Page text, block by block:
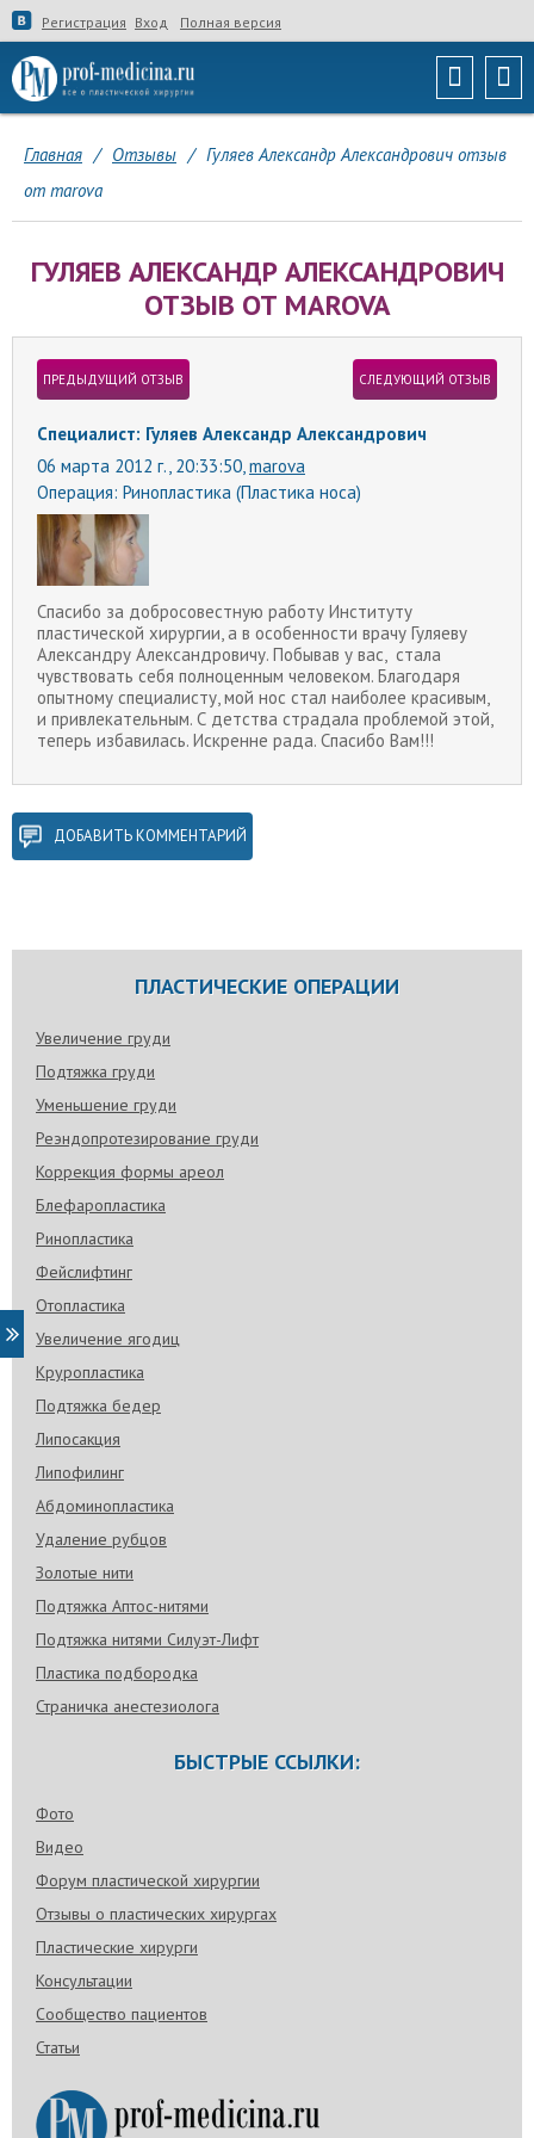
Регистрация Вход Полная версия
Главная / Отзывы / Гуляев Александр Александрович отзыв
от marova
ГУЛЯЕВ АЛЕКСАНДР АЛЕКСАНДРОВИЧ
ОТЗЫВ ОТ MAROVA
ПРЕДЫДУЩИЙ ОТЗЫВ СЛЕДУЮЩИЙ ОТЗЫВ
Специалист: Гуляев Александр Александрович
06 марта 2012 г., 20:33:50, marova
Операция: Ринопластика (Пластика носа)
Спасибо за добросовестную работу Институту
пластической хирургии, а в особенности врачу Гуляеву
Александру Александровичу. Побывав у вас, стала
чувствовать себя полноценным человеком. Благодаря
опытному специалисту, мой нос стал наиболее красивым,
и привлекательным. С детства страдала проблемой этой,
теперь избавилась. Искренне рада. Спасибо Вам!!!
ДОБАВИТЬ КОММЕНТАРИЙ
ПЛАСТИЧЕСКИЕ ОПЕРАЦИИ
Увеличение груди
Подтяжка груди
Уменьшение груди
Реэндопротезирование груди
Коррекция формы ареол
Блефаропластика
Ринопластика
Фейслифтинг
Отопластика
Увеличение ягодиц
Круропластика
Подтяжка бедер
Липосакция
Липофилинг
Абдоминопластика
Удаление рубцов
Золотые нити
Подтяжка Аптос-нитями
Подтяжка нитями Силуэт-Лифт
Пластика подбородка
Страничка анестезиолога
БЫСТРЫЕ ССЫЛКИ:
Фото
Видео
Форум пластической хирургии
Отзывы о пластических хирургах
Пластические хирурги
Консультации
Сообщество пациентов
Статьи